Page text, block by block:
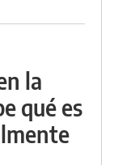
la
qué es